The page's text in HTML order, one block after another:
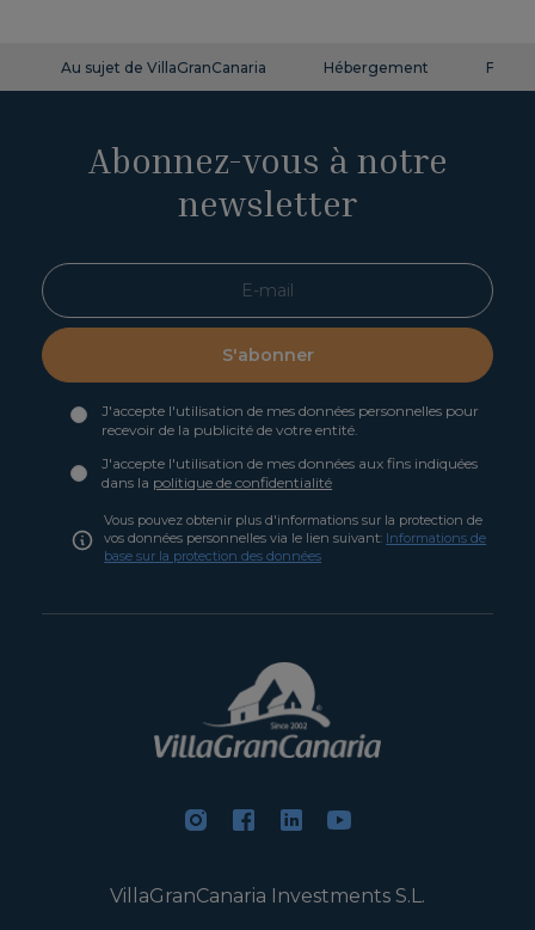
Au sujet de VillaGranCanaria Hébergement FAQ
Abonnez-vous à notre
newsletter
S'abonner
J'accepte l'utilisation de mes données personnelles pour
recevoir de la publicité de votre entité.
J'accepte l'utilisation de mes données aux fins indiquées
dans la politique de confidentialité
Vous pouvez obtenir plus d'informations sur la protection de
vos données personnelles via le lien suivant: Informations de
base sur la protection des données
VillaGranCanaria Investments S.L.